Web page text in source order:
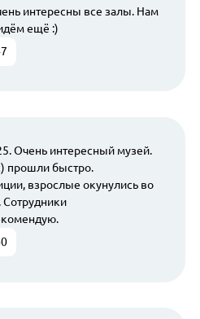
интересны все залы. Нам
ещё :)
Очень интересный музей.
прошли быстро.
взрослые окунулись во